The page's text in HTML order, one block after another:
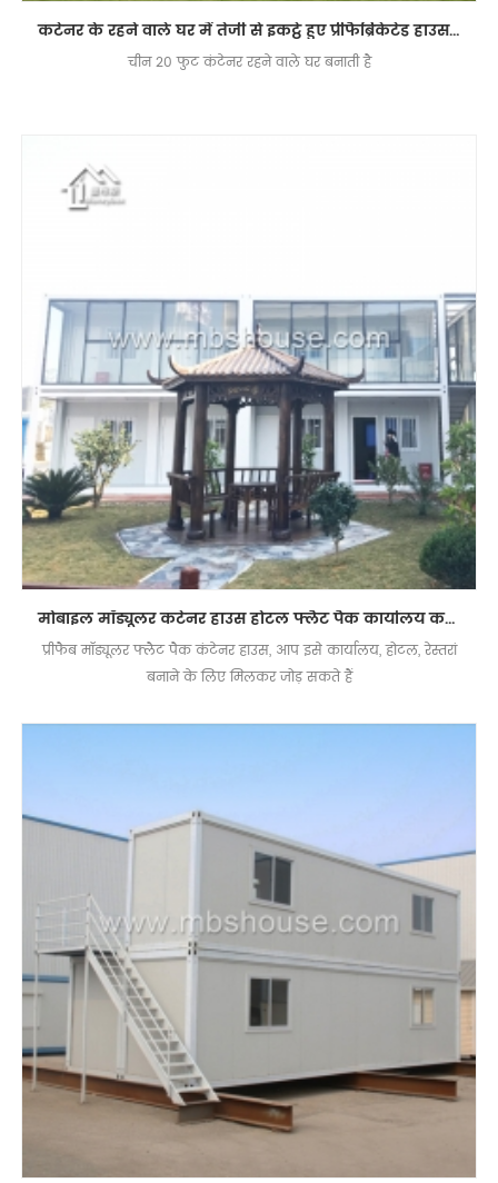
कंटेनर के रहने वाले घर में तेजी से इकट्ठे हुए प्रीफैब्रिकेटेड हाउस डिज़ाइन आधुनिक प्रीफैब होम
चीन 20 फुट कंटेनर रहने वाले घर बनाती है
मोबाइल मॉड्यूलर कंटेनर हाउस होटल फ्लैट पैक कार्यालय कंटेनर डिजाइन
प्रीफैब मॉड्यूलर फ्लैट पैक कंटेनर हाउस, आप इसे कार्यालय, होटल, रेस्तरां
बनाने के लिए मिलकर जोड़ सकते हैं